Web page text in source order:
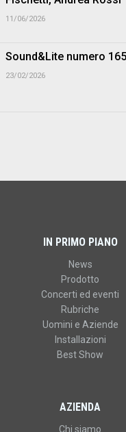
11/06/2026
Sound&Lite numero 165
23/02/2026
IN PRIMO PIANO
News
Prodotto
Concerti ed eventi
Rubriche
Uomini e Aziende
Installazioni
Best Show
AZIENDA
Chi siamo